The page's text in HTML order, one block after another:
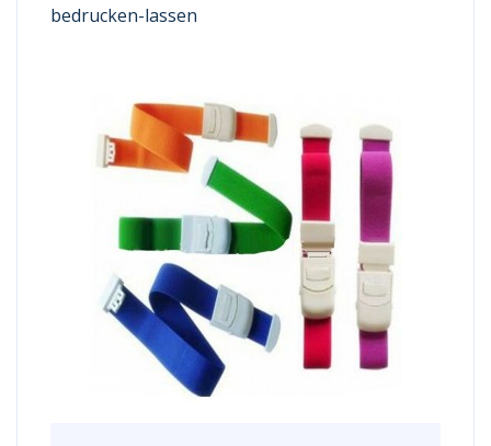
bedrucken-lassen